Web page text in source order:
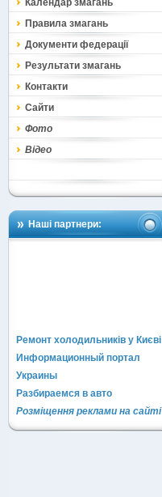
Календар змагань
Правила змагань
Документи федерації
Результати змагань
Контакти
Сайти
Фото
Відео
Наші партнери:
Ремонт холодильників у Києві
Информационный портал
Украины
Разбираемся в авто
Розміщення реклами на сайті